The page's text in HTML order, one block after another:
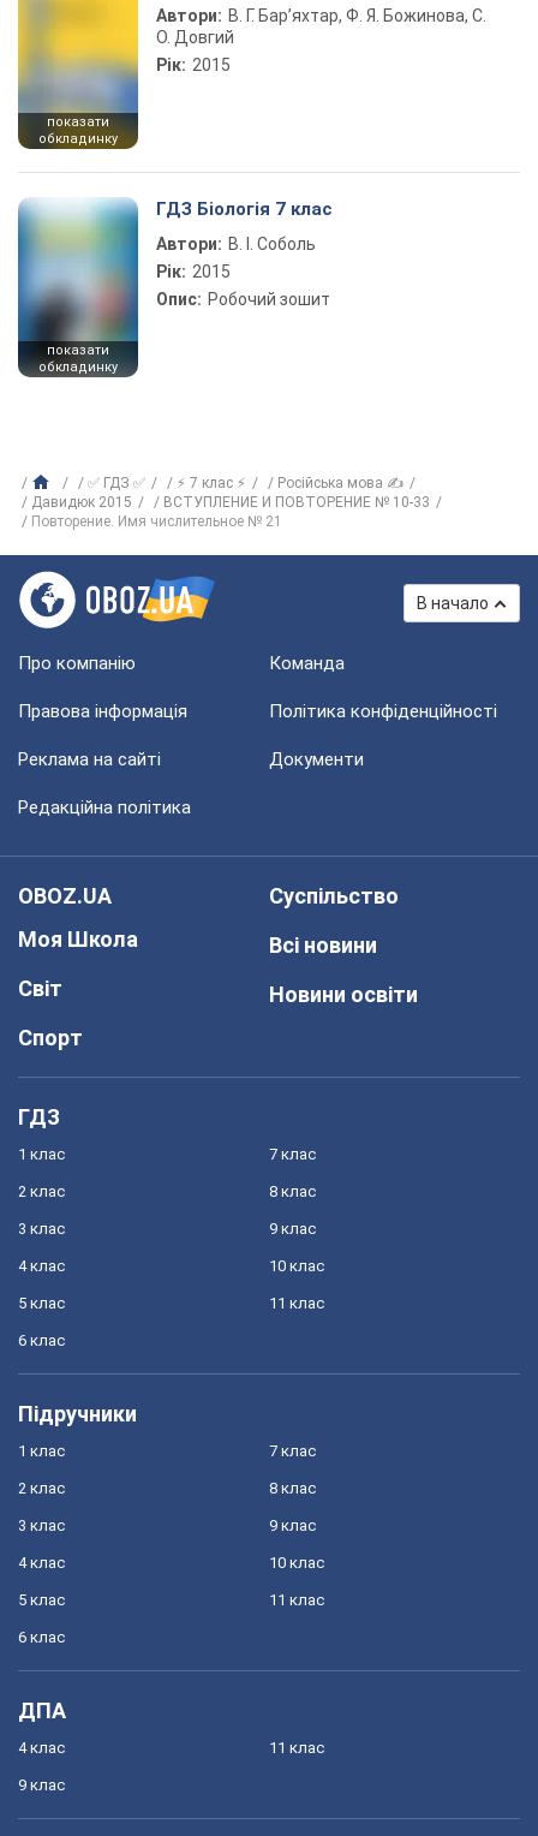
показати
обкладинку
Автори: В. Г. Бар’яхтар, Ф. Я. Божинова, С.
О. Довгий
Рік: 2015
показати
обкладинку
ГДЗ Біологія 7 клас
Автори: В. І. Соболь
Рік: 2015
Опис: Робочий зошит
✅ ГДЗ ✅ ⚡ 7 клас ⚡
Російська мова ✍
Давидюк 2015
ВСТУПЛЕНИЕ И ПОВТОРЕНИЕ № 10-33
Повторение. Имя числительное № 21
В начало
Про компанію Команда
Правова інформація Політика конфіденційності
Реклама на сайті Документи
Редакційна політика
OBOZ.UA
Моя Школа
Світ
Спорт
Суспільство
Всі новини
Новини освіти
ГДЗ
1 клас
2 клас
3 клас
4 клас
5 клас
6 клас
7 клас
8 клас
9 клас
10 клас
11 клас
Підручники
1 клас
2 клас
3 клас
4 клас
5 клас
6 клас
7 клас
8 клас
9 клас
10 клас
11 клас
ДПА
4 клас
9 клас
11 клас